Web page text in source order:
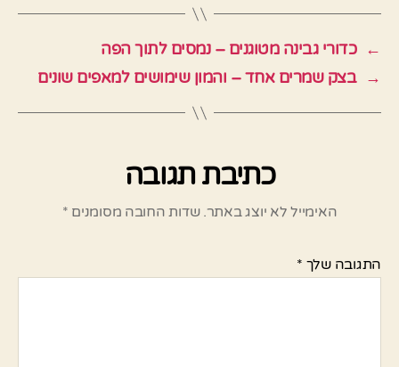
← כדורי גבינה מטוגנים – נמסים לתוך הפה
→ בצק שמרים אחד – והמון שימושים למאפים שונים
כתיבת תגובה
האימייל לא יוצג באתר. שדות החובה מסומנים *
התגובה שלך *